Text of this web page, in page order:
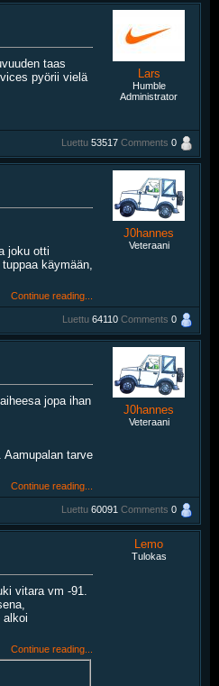
taas
pyörii vielä
Lars
Humble
Administrator
Luettu 53517 Comments 0
joku otti
käymään,
Continue reading...
J0hannes
Veteraani
Luettu 64110 Comments 0
jopa ihan
tarve
Continue reading...
J0hannes
Veteraani
Luettu 60091 Comments 0
vitara vm -91.
alkoi
Continue reading...
Lemo
Tulokas